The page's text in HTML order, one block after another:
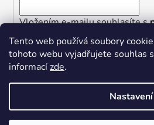
Tento web používá soubory
tohoto webu vyjadřujete souhlas
informacízde.
Nastavení
Vložením e-mailu souhlasíte s
osobních údajů
PŘIHLÁSIT SE